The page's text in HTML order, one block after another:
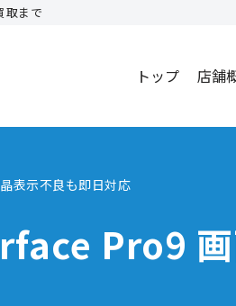
取まで
トップ 店舗
表示不良も即日対応
Pro9